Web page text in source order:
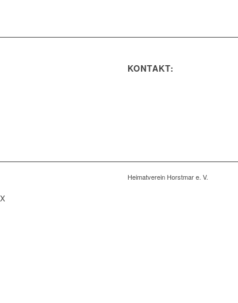
KONTAKT:
Heimatverein Horstmar e. V.
X